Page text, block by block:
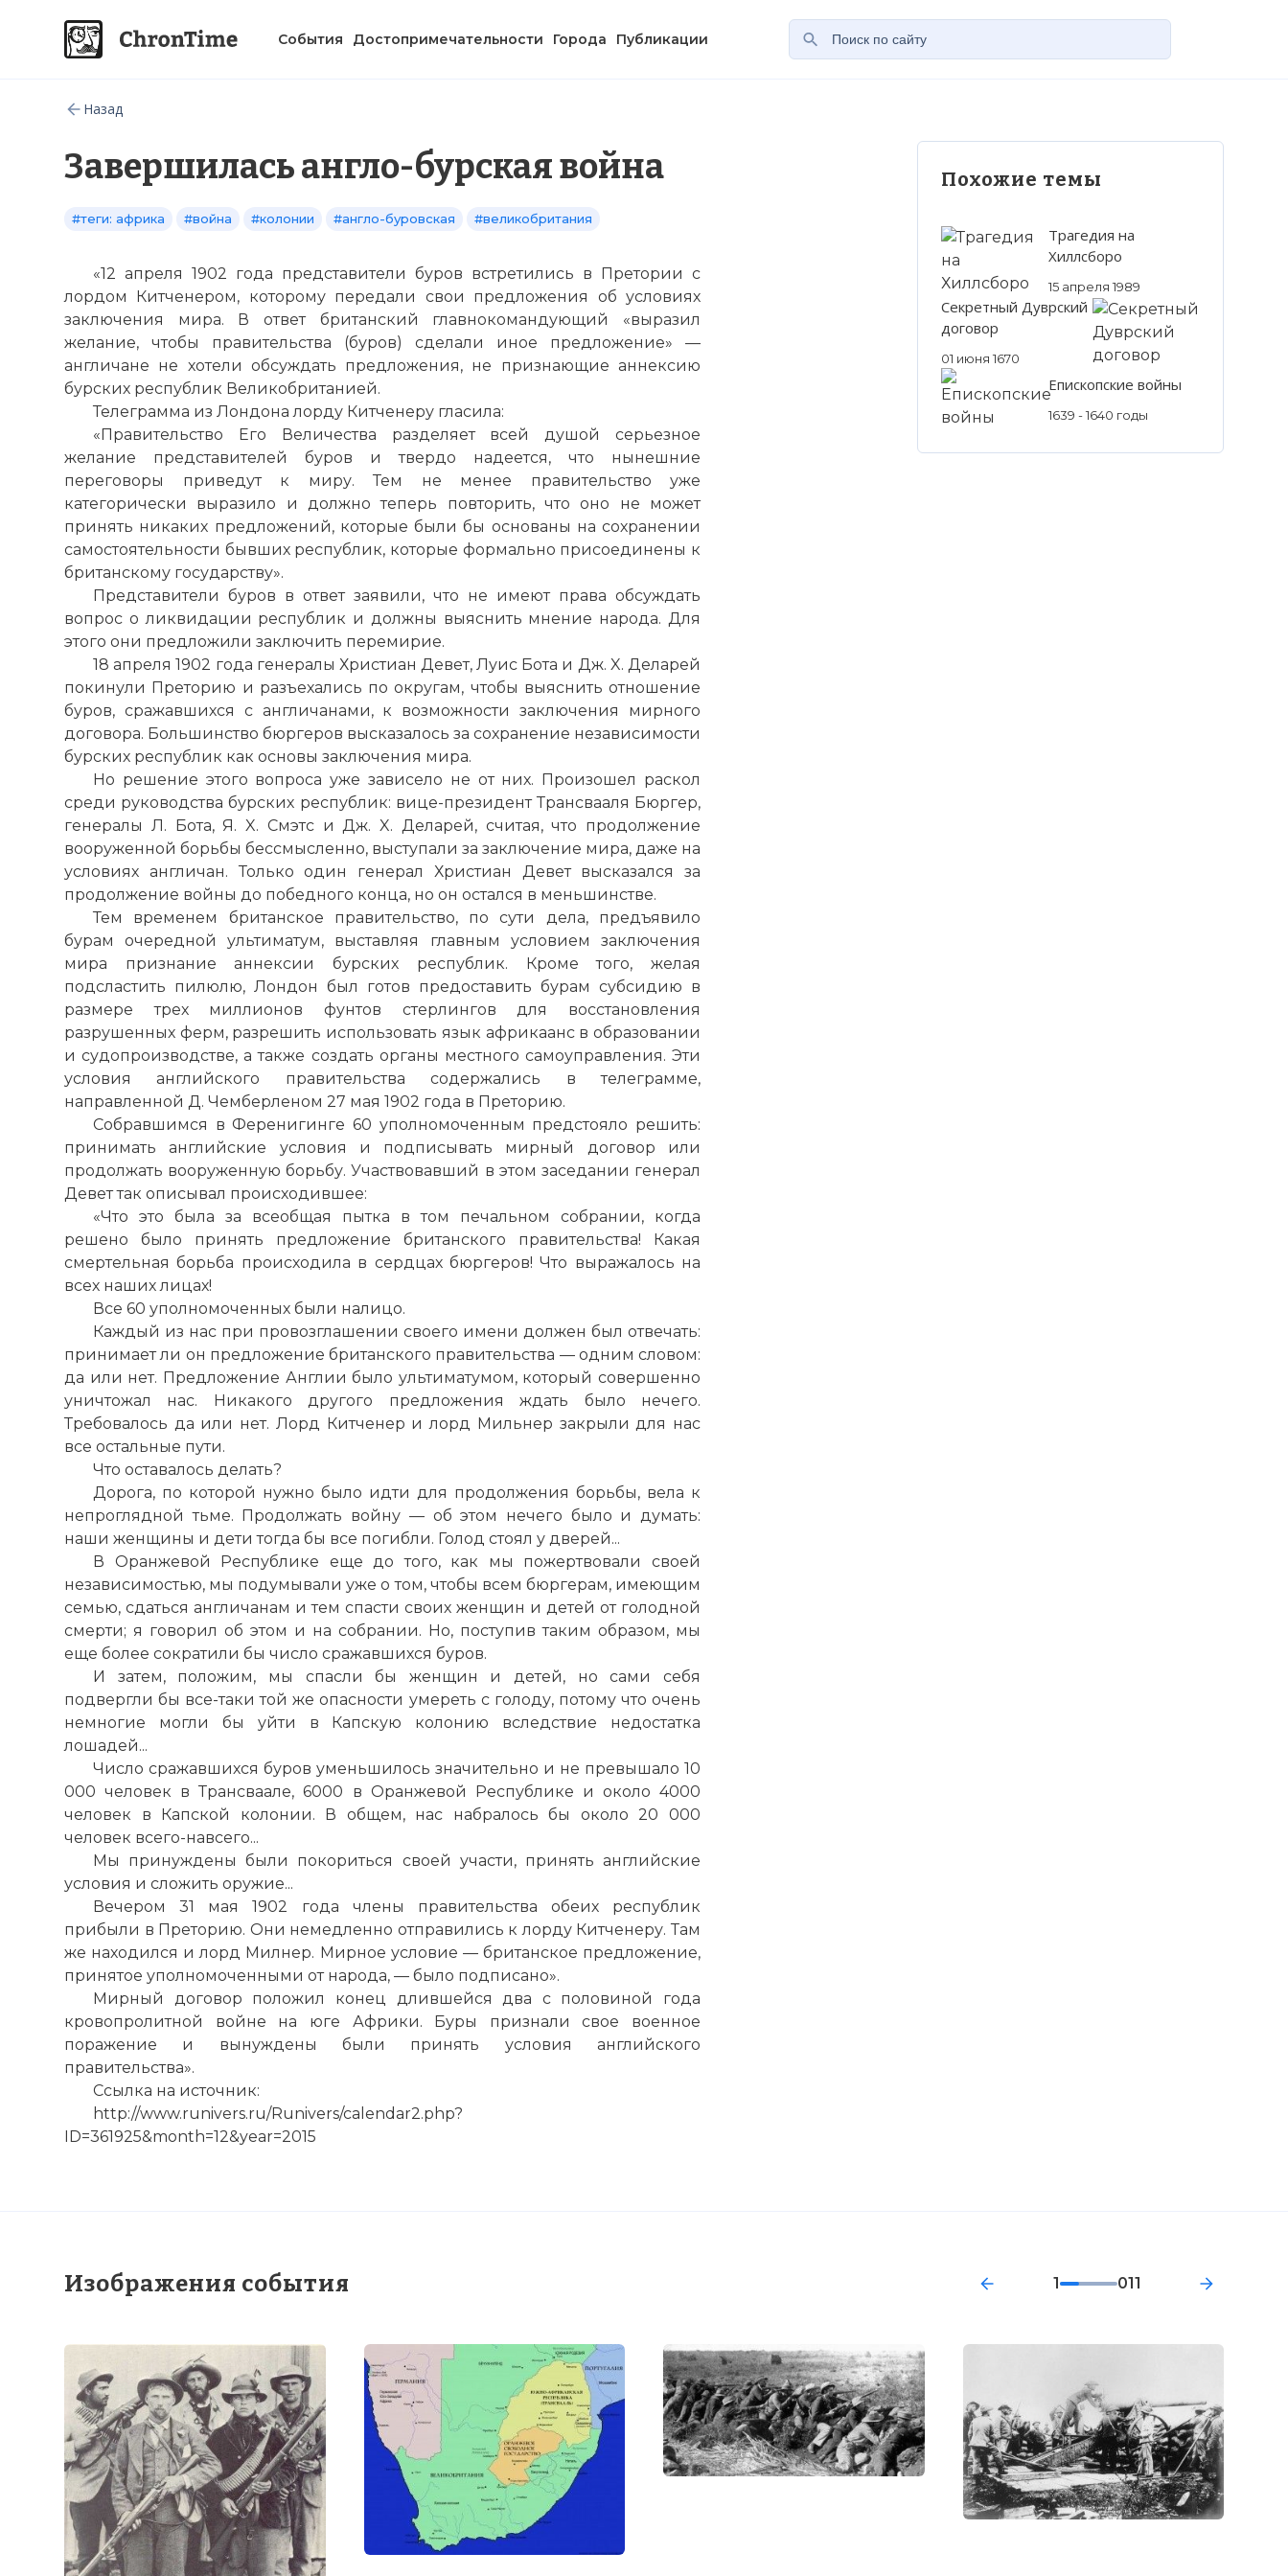
События Достопримечательности Города Публикации
Назад
Завершилась англо-бурская война
#теги: африка #война #колонии #англо-буровская #великобритания
«12 апреля 1902 года представители буров встретились в Претории с
лордом Китченером, которому передали свои предложения об условиях
заключения мира. В ответ британский главнокомандующий «выразил
желание, чтобы правительства (буров) сделали иное предложение» —
англичане не хотели обсуждать предложения, не признающие аннексию
бурских республик Великобританией.
Телеграмма из Лондона лорду Китченеру гласила:
«Правительство Его Величества разделяет всей душой серьезное
желание представителей буров и твердо надеется, что нынешние
переговоры приведут к миру. Тем не менее правительство уже
категорически выразило и должно теперь повторить, что оно не может
принять никаких предложений, которые были бы основаны на сохранении
самостоятельности бывших республик, которые формально присоединены к
британскому государству».
Представители буров в ответ заявили, что не имеют права обсуждать
вопрос о ликвидации республик и должны выяснить мнение народа. Для
этого они предложили заключить перемирие.
18 апреля 1902 года генералы Христиан Девет, Луис Бота и Дж. X. Деларей
покинули Преторию и разъехались по округам, чтобы выяснить отношение
буров, сражавшихся с англичанами, к возможности заключения мирного
договора. Большинство бюргеров высказалось за сохранение независимости
бурских республик как основы заключения мира.
Но решение этого вопроса уже зависело не от них. Произошел раскол
среди руководства бурских республик: вице-президент Трансвааля Бюргер,
генералы Л. Бота, Я. X. Смэтс и Дж. X. Деларей, считая, что продолжение
вооруженной борьбы бессмысленно, выступали за заключение мира, даже на
условиях англичан. Только один генерал Христиан Девет высказался за
продолжение войны до победного конца, но он остался в меньшинстве.
Тем временем британское правительство, по сути дела, предъявило
бурам очередной ультиматум, выставляя главным условием заключения
мира признание аннексии бурских республик. Кроме того, желая
подсластить пилюлю, Лондон был готов предоставить бурам субсидию в
размере трех миллионов фунтов стерлингов для восстановления
разрушенных ферм, разрешить использовать язык африкаанс в образовании
и судопроизводстве, а также создать органы местного самоуправления. Эти
условия английского правительства содержались в телеграмме,
направленной Д. Чемберленом 27 мая 1902 года в Преторию.
Собравшимся в Ференигинге 60 уполномоченным предстояло решить:
принимать английские условия и подписывать мирный договор или
продолжать вооруженную борьбу. Участвовавший в этом заседании генерал
Девет так описывал происходившее:
«Что это была за всеобщая пытка в том печальном собрании, когда
решено было принять предложение британского правительства! Какая
смертельная борьба происходила в сердцах бюргеров! Что выражалось на
всех наших лицах!
Все 60 уполномоченных были налицо.
Каждый из нас при провозглашении своего имени должен был отвечать:
принимает ли он предложение британского правительства — одним словом:
да или нет. Предложение Англии было ультиматумом, который совершенно
уничтожал нас. Никакого другого предложения ждать было нечего.
Требовалось да или нет. Лорд Китченер и лорд Мильнер закрыли для нас
все остальные пути.
Что оставалось делать?
Дорога, по которой нужно было идти для продолжения борьбы, вела к
непроглядной тьме. Продолжать войну — об этом нечего было и думать:
наши женщины и дети тогда бы все погибли. Голод стоял у дверей...
В Оранжевой Республике еще до того, как мы пожертвовали своей
независимостью, мы подумывали уже о том, чтобы всем бюргерам, имеющим
семью, сдаться англичанам и тем спасти своих женщин и детей от голодной
смерти; я говорил об этом и на собрании. Но, поступив таким образом, мы
еще более сократили бы число сражавшихся буров.
И затем, положим, мы спасли бы женщин и детей, но сами себя
подвергли бы все-таки той же опасности умереть с голоду, потому что очень
немногие могли бы уйти в Капскую колонию вследствие недостатка
лошадей...
Число сражавшихся буров уменьшилось значительно и не превышало 10
000 человек в Трансваале, 6000 в Оранжевой Республике и около 4000
человек в Капской колонии. В общем, нас набралось бы около 20 000
человек всего-навсего...
Мы принуждены были покориться своей участи, принять английские
условия и сложить оружие...
Вечером 31 мая 1902 года члены правительства обеих республик
прибыли в Преторию. Они немедленно отправились к лорду Китченеру. Там
же находился и лорд Милнер. Мирное условие — британское предложение,
принятое уполномоченными от народа, — было подписано».
Мирный договор положил конец длившейся два с половиной года
кровопролитной войне на юге Африки. Буры признали свое военное
поражение и вынуждены были принять условия английского
правительства».
Ссылка на источник:
http://www.runivers.ru/Runivers/calendar2.php?
ID=361925&month=12&year=2015
Похожие темы
Трагедия на
Хиллсборо
15 апреля 1989
Секретный Дуврский
договор
01 июня 1670
Епископские войны
1639 - 1640 годы
Изображения события 1 011
Британские стрелки в битве у Ледисмита (Натальская кампания). На